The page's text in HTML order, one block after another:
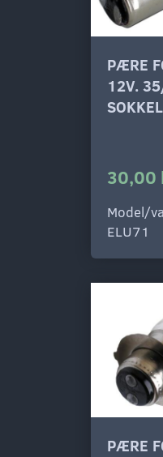
PÆRE
12V.
30,00
Model/
ELU71
PÆRE